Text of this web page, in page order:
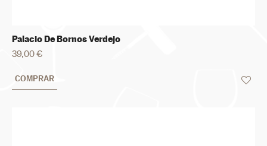
Palacio De Bornos Verdejo
39,00 €
COMPRAR